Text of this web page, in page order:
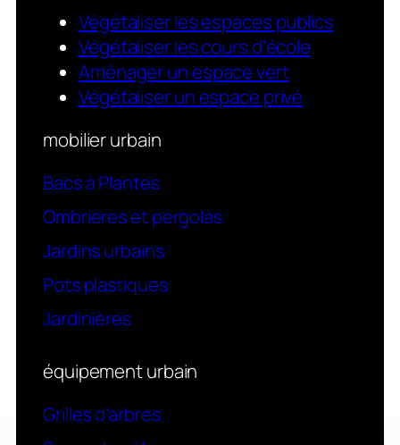
Végétaliser les espaces publics
Végétaliser les cours d’école
Aménager un espace vert
Végétaliser un espace privé
mobilier urbain
Bacs à Plantes
Ombrières et pergolas
Jardins urbains
Pots plastiques
Jardinières
équipement urbain
Grilles d’arbres